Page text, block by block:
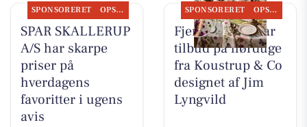
SPONSORERET OPSLAGSTAVLEN
SPAR SKALLERUP
A/S har skarpe
priser på
hverdagens
favoritter i ugens
avis
SPONSORERET OPSLAGSTAVLEN
Fjerrenseriet har
tilbud på hørduge
fra Koustrup & Co
designet af Jim
Lyngvild